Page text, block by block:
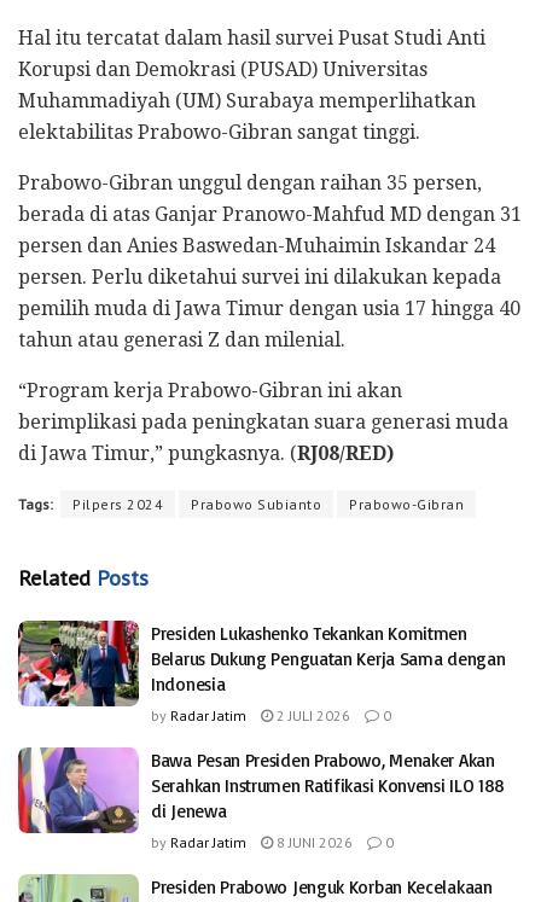
Hal itu tercatat dalam hasil survei Pusat Studi Anti
Korupsi dan Demokrasi (PUSAD) Universitas
Muhammadiyah (UM) Surabaya memperlihatkan
elektabilitas Prabowo-Gibran sangat tinggi.
Prabowo-Gibran unggul dengan raihan 35 persen,
berada di atas Ganjar Pranowo-Mahfud MD dengan 31
persen dan Anies Baswedan-Muhaimin Iskandar 24
persen. Perlu diketahui survei ini dilakukan kepada
pemilih muda di Jawa Timur dengan usia 17 hingga 40
tahun atau generasi Z dan milenial.
“Program kerja Prabowo-Gibran ini akan
berimplikasi pada peningkatan suara generasi muda
di Jawa Timur,” pungkasnya. (RJ08/RED)
Tags: Pilpers 2024 Prabowo Subianto Prabowo-Gibran
Related Posts
Presiden Lukashenko Tekankan Komitmen
Belarus Dukung Penguatan Kerja Sama dengan
Indonesia
by Radar Jatim 2 JULI 2026 0
Bawa Pesan Presiden Prabowo, Menaker Akan
Serahkan Instrumen Ratifikasi Konvensi ILO 188
di Jenewa
by Radar Jatim 8 JUNI 2026 0
Presiden Prabowo Jenguk Korban Kecelakaan